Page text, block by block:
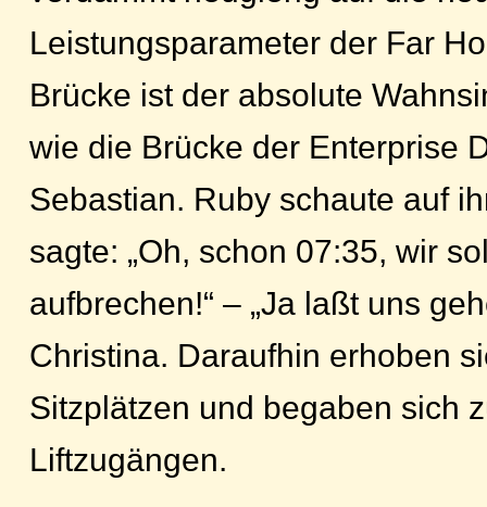
Leistungsparameter der Far
Brücke ist der absolute
wie die Brücke der Enterprise
Sebastian. Ruby schaute auf
sagte: „Oh, schon 07:35, wir
aufbrechen!“ – „Ja laßt uns
Christina. Daraufhin erhoben
Sitzplätzen und begaben sich
Liftzugängen.